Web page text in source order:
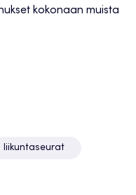
kokonaan muista
liikuntaseurat